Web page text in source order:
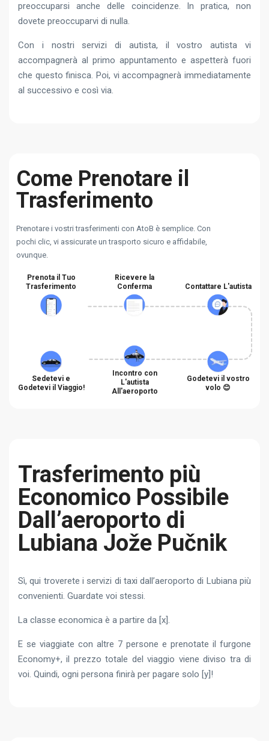
preoccuparsi anche delle coincidenze. In pratica, non
dovete preoccuparvi di nulla.
Con i nostri servizi di autista, il vostro autista vi
accompagnerà al primo appuntamento e aspetterà fuori
che questo finisca. Poi, vi accompagnerà immediatamente
al successivo e così via.
Come Prenotare il
Trasferimento
Prenotare i vostri trasferimenti con AtoB è semplice. Con
pochi clic, vi assicurate un trasporto sicuro e affidabile,
ovunque.
Prenota il Tuo
Trasferimento
Ricevere la
Conferma
Contattare L'autista
Sedetevi e
Godetevi il Viaggio!
Incontro con
L'autista
All'aeroporto
Godetevi il vostro
volo 😊
Trasferimento più
Economico Possibile
Dall’aeroporto di
Lubiana Jože Pučnik
Sì, qui troverete i servizi di taxi dall’aeroporto di Lubiana più
convenienti. Guardate voi stessi.
La classe economica è a partire da [x].
E se viaggiate con altre 7 persone e prenotate il furgone
Economy+, il prezzo totale del viaggio viene diviso tra di
voi. Quindi, ogni persona finirà per pagare solo [y]!